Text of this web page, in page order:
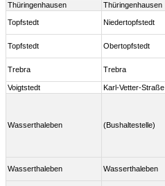
Thüringenhausen
Thüringenhausen
Topfstedt Niedertopfstedt
Topfstedt Obertopfstedt
Trebra Trebra
Voigtstedt
Karl-Vetter-Straße
Wasserthaleben (Bushaltestelle)
Wasserthaleben Wasserthaleben